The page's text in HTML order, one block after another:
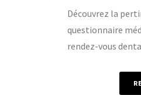
Découvrez la
questionnaire
rendez-vous